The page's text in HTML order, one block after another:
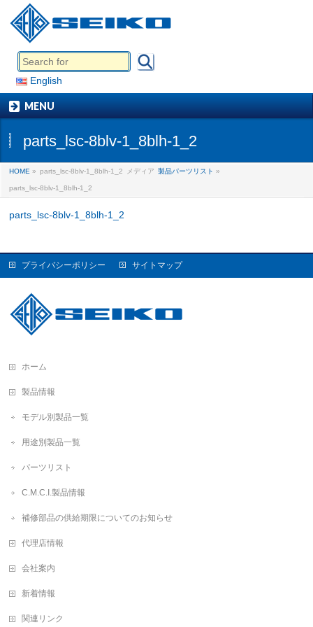
English
MENU
parts_lsc-8blv-1_8blh-1_2
HOME » parts_lsc-8blv-1_8blh-1_2 メディア 製品パーツリスト »
parts_lsc-8blv-1_8blh-1_2
parts_lsc-8blv-1_8blh-1_2
プライバシーポリシー サイトマップ
ホーム
製品情報
モデル別製品一覧
用途別製品一覧
パーツリスト
C.M.C.I.製品情報
補修部品の供給期限についてのお知らせ
代理店情報
会社案内
新着情報
関連リンク